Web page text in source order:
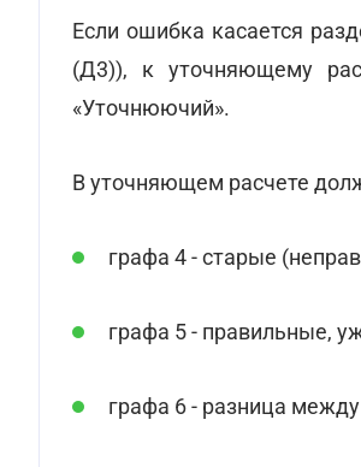
Если ошибка касается
(Д3)), к уточняющему
«Уточнюючий».
В уточняющем расчете
графа 4 - старые
графа 5 - правильные,
графа 6 - разница